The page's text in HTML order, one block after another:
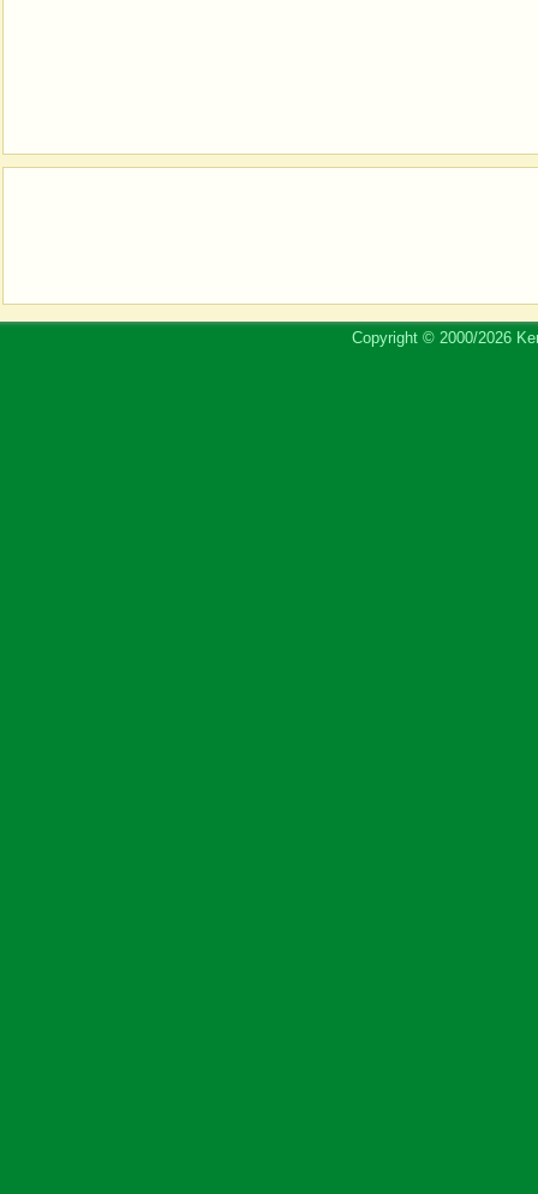
Copyright © 2000/2026